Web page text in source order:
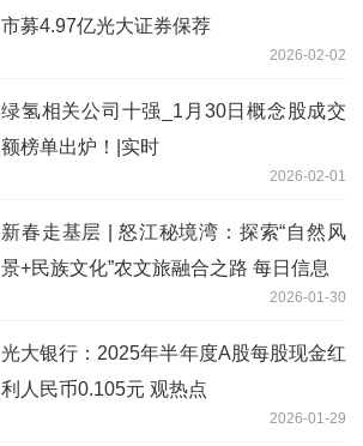
市募4.97亿光大证券保荐
2026-02-02
绿氢相关公司十强_1月30日概念股成交
额榜单出炉！|实时
2026-02-01
新春走基层 | 怒江秘境湾：探索“自然风
景+民族文化”农文旅融合之路 每日信息
2026-01-30
光大银行：2025年半年度A股每股现金红
利人民币0.105元 观热点
2026-01-29